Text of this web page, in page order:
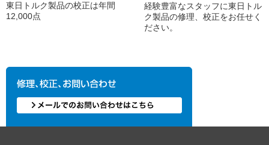
東日トルク製品の校正は年間
12,000点
経験豊富なスタッフに東日トル
ク製品の修理、校正をお任せく
ださい。